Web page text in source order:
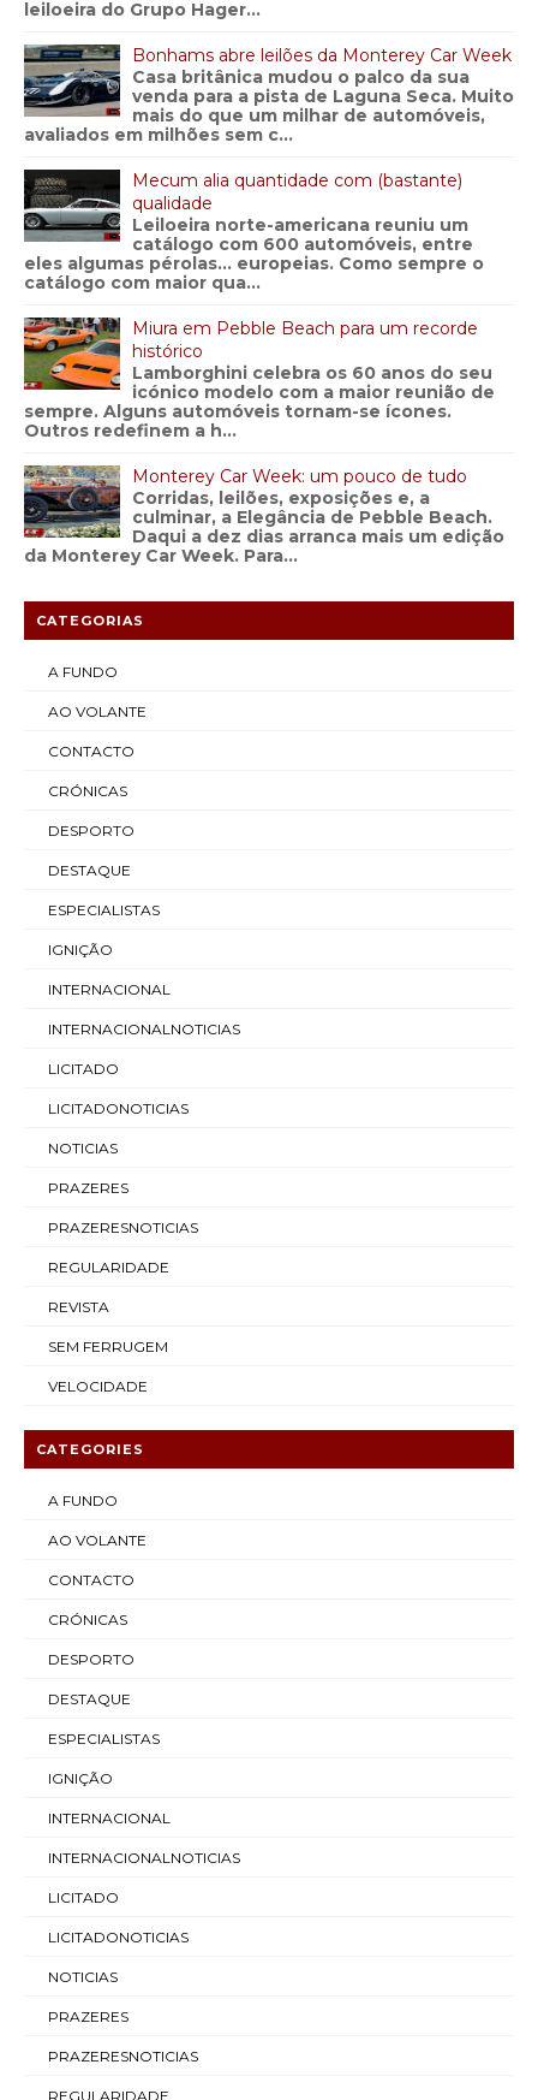
leiloeira do Grupo Hager...
Bonhams abre leilões da Monterey Car Week
Casa britânica mudou o palco da sua
venda para a pista de Laguna Seca. Muito
mais do que um milhar de automóveis,
avaliados em milhões sem c...
Mecum alia quantidade com (bastante)
qualidade
Leiloeira norte-americana reuniu um
catálogo com 600 automóveis, entre
eles algumas pérolas… europeias. Como sempre o
catálogo com maior qua...
Miura em Pebble Beach para um recorde
histórico
Lamborghini celebra os 60 anos do seu
icónico modelo com a maior reunião de
sempre. Alguns automóveis tornam-se ícones.
Outros redefinem a h...
Monterey Car Week: um pouco de tudo
Corridas, leilões, exposições e, a
culminar, a Elegância de Pebble Beach.
Daqui a dez dias arranca mais um edição
da Monterey Car Week. Para...
CATEGORIAS
A FUNDO
AO VOLANTE
CONTACTO
CRÓNICAS
DESPORTO
DESTAQUE
ESPECIALISTAS
IGNIÇÃO
INTERNACIONAL
INTERNACIONALNOTICIAS
LICITADO
LICITADONOTICIAS
NOTICIAS
PRAZERES
PRAZERESNOTICIAS
REGULARIDADE
REVISTA
SEM FERRUGEM
VELOCIDADE
CATEGORIES
A FUNDO
AO VOLANTE
CONTACTO
CRÓNICAS
DESPORTO
DESTAQUE
ESPECIALISTAS
IGNIÇÃO
INTERNACIONAL
INTERNACIONALNOTICIAS
LICITADO
LICITADONOTICIAS
NOTICIAS
PRAZERES
PRAZERESNOTICIAS
REGULARIDADE